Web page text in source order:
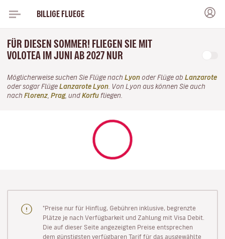
BILLIGE FLUEGE
FÜR DIESEN SOMMER! FLIEGEN SIE MIT
VOLOTEA IM JUNI AB 2027 NUR
Möglicherweise suchen Sie Flüge nach Lyon oder Flüge ab Lanzarote
oder sogar Flüge Lanzarote Lyon . Von Lyon aus können Sie auch
nach Florenz Prag, und Korfu fliegen.
"Preise nur für Hinflug, Gebühren inklusive, begrenzte
Plätze je nach Verfügbarkeit und Zahlung mit Visa Debit.
Die auf dieser Seite angezeigten Preise entsprechen
dem günstigsten verfügbaren Tarif für das ausgewählte